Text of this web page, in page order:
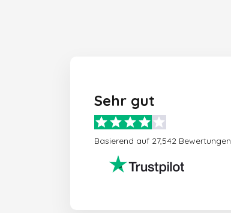
Sehr gut
Basierend auf 27,542 Bewertungen